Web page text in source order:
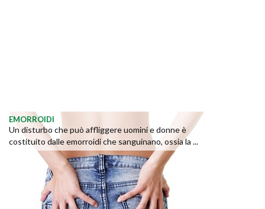
EMORROIDI
Un disturbo che può affliggere uomini e donne è
costituito dalle emorroidi che sanguinano, ossia la ...